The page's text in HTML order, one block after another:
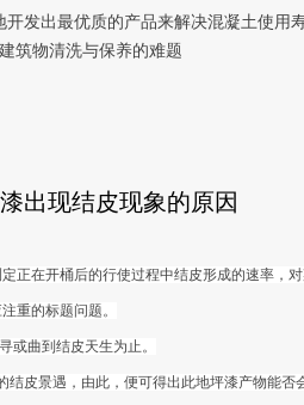
出现结皮现象的原因
在开桶后的行使过程中结皮形成的速率，
重的标题问题。
曲到结皮天生为止。
皮景遇，由此，便可得出此地坪漆产物能否